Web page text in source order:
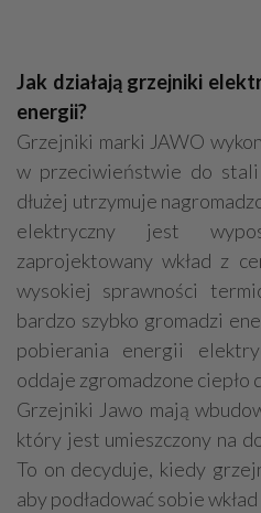
Jak działają grzejniki
energii?
Grzejniki marki JAWO
w przeciwieństwie do
dłużej utrzymuje
elektryczny jest
zaprojektowany wkład z
wysokiej sprawności
bardzo szybko gromadzi
pobierania energii
oddaje zgromadzone ciepło
Grzejniki Jawo mają
który jest umieszczony na
To on decyduje, kiedy
aby podładować sobie